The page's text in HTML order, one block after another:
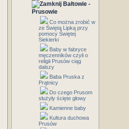
Bałtowie -
Prusowie
Co można zrobić w
ze Świętą Lipką przy
pomocy Świętej
Siekierki
Baby w fabryce
męczenników czyli o
religii Prusów ciąg
dalszy
Baba Pruska z
Prątnicy
Do czego Prusom
służyły ścięte głowy
Kamienne baby
Kultura duchowa
Prusów